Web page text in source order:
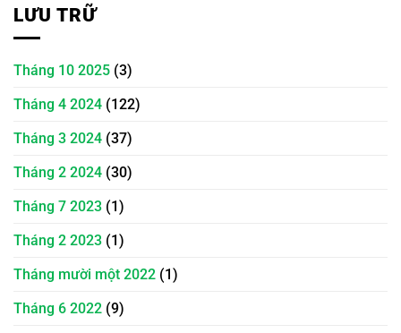
LƯU TRỮ
Tháng 10 2025 (3)
Tháng 4 2024 (122)
Tháng 3 2024 (37)
Tháng 2 2024 (30)
Tháng 7 2023 (1)
Tháng 2 2023 (1)
Tháng mười một 2022 (1)
Tháng 6 2022 (9)